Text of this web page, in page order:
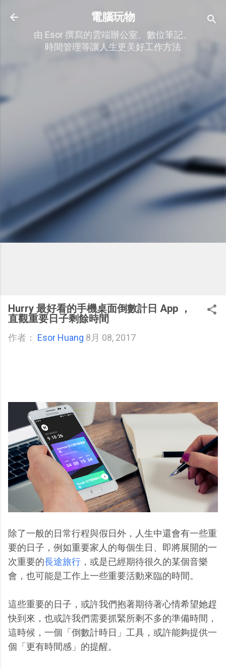
跳到主要內容
電腦玩物
由 Esor 撰寫的雲端辦公室、數位筆記、
時間管理等讓人生更美好工作方法
Hurry 最好看的手機桌面倒數計日 App ，
直觀重要日子剩餘時間
作者： Esor Huang 8月 08, 2017
除了一般的日常行程與假日外，人生中還會有一些重
要的日子，例如重要家人的每個生日、即將展開的一
次重要的長途旅行 ，或是已經期待很久的某個音樂
會，也可能是工作上一些重要活動來臨的時間。
這些重要的日子，或許我們抱著期待著心情希望她趕
快到來，也或許我們需要抓緊所剩不多的準備時間，
這時候，一個「倒數計時日」工具，或許能夠提供一
個「更有時間感」的提醒。